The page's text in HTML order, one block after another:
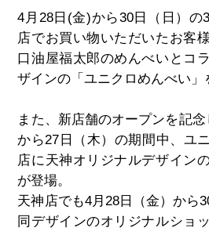
4 月 28日 (金)から30日（日）の3
店でお買い物いただいたお客
口油屋福太郎のめんべいとコ
ザインの「ユニクロめんべい」
また、新店舗のオープンを記
から27 日（木）の期間中、ユ
店に天神オリジナルデザイン
が登場。
天神店でも4月 28日（金）から
同デザインのオリジナルショ